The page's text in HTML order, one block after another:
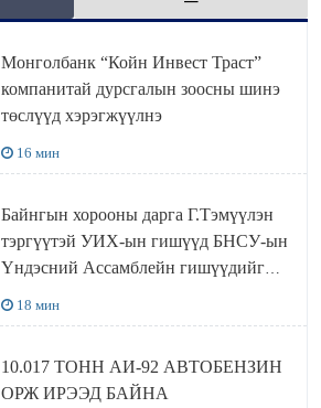
Монголбанк “Койн Инвест Траст”
компанитай дурсгалын зоосны шинэ
төслүүд хэрэгжүүлнэ
16 мин
Байнгын хорооны дарга Г.Тэмүүлэн
тэргүүтэй УИХ-ын гишүүд БНСУ-ын
Үндэсний Ассамблейн гишүүдийг
18 мин
10.017 ТОНН АИ-92 АВТОБЕНЗИН
ОРЖ ИРЭЭД БАЙНА